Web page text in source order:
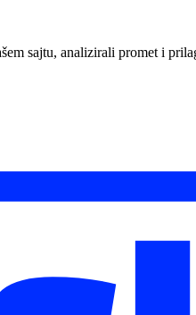
sajtu, analizirali promet i